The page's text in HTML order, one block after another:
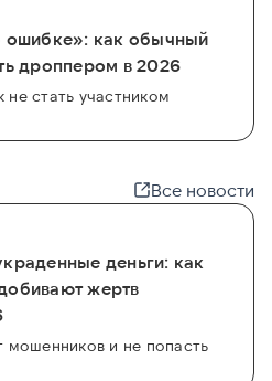
ошибке»: как обычный
дроппером в 2026
стать участником
Все новости
деньги: как
жертв
мошенников и не попасть